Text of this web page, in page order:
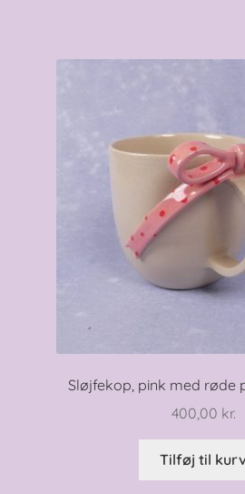
Sløjfekop, pink med røde
400,00 kr.
Tilføj til